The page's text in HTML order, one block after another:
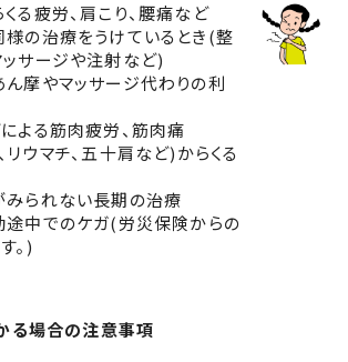
る疲労、肩こり、腰痛など
の治療をうけているとき(整
サージや注射など)
摩やマッサージ代わりの利
よる筋肉疲労、筋肉痛
ウマチ、五十肩など)からくる
られない長期の治療
中でのケガ(労災保険からの
。)
る場合の注意事項